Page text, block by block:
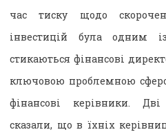
час тиску щодо
інвестицій була одним
стикаються фінансові
ключовою проблемною
фінансові керівники.
сказали, що в їхніх